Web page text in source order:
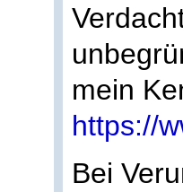
mein
https://
Bei